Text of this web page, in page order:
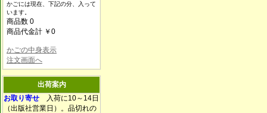
かごには現在、下記の分、入って
います。
商品数 0
商品代金計 ￥0
かごの中身表示
注文画面へ
出荷案内
お取り寄せ 入荷に10～14日
（出版社営業日）。品切れの